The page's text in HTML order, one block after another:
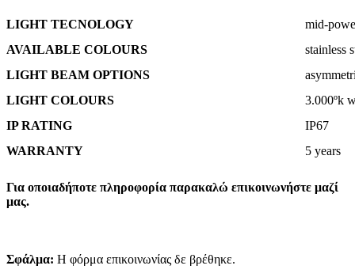
LIGHT TECNOLOGY
mid-
AVAILABLE COLOURS
stainless
LIGHT BEAM OPTIONS
LIGHT COLOURS
3.000ºk
IP RATING
IP67
WARRANTY
5 years
Για οποιαδήποτε πληροφορία παρακαλώ επικοινωνήστε μαζί
μας.
Σφάλμα: Η φόρμα επικοινωνίας δε βρέθηκε.